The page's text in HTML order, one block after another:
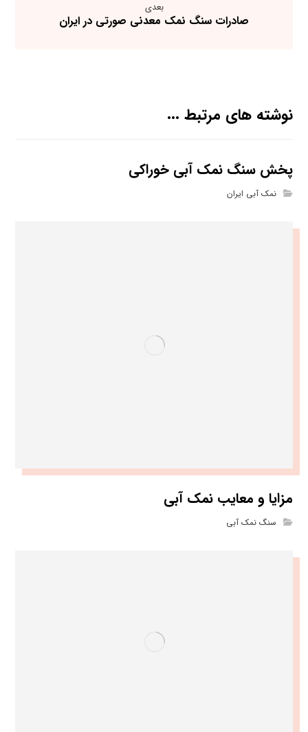
بعدی
صادرات سنگ نمک معدنی صورتی در ایران
نوشته های مرتبط ...
پخش سنگ نمک آبی خوراکی
نمک آبی ایران
مزایا و معایب نمک آبی
سنگ نمک آبی